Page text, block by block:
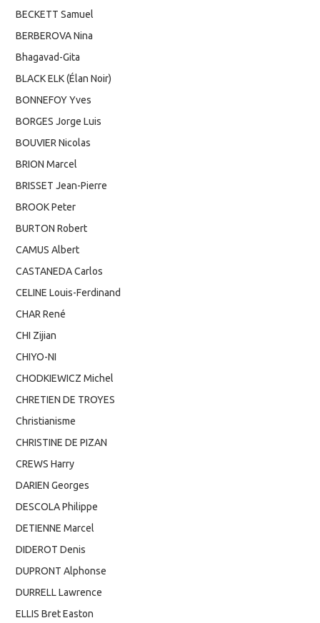
BECKETT Samuel
BERBEROVA Nina
Bhagavad-Gita
BLACK ELK (Élan Noir)
BONNEFOY Yves
BORGES Jorge Luis
BOUVIER Nicolas
BRION Marcel
BRISSET Jean-Pierre
BROOK Peter
BURTON Robert
CAMUS Albert
CASTANEDA Carlos
CELINE Louis-Ferdinand
CHAR René
CHI Zijian
CHIYO-NI
CHODKIEWICZ Michel
CHRETIEN DE TROYES
Christianisme
CHRISTINE DE PIZAN
CREWS Harry
DARIEN Georges
DESCOLA Philippe
DETIENNE Marcel
DIDEROT Denis
DUPRONT Alphonse
DURRELL Lawrence
ELLIS Bret Easton